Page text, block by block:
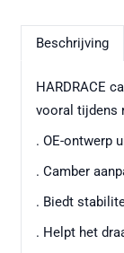
Beschrijving
HARDRACE
vooral tijdens
. OE-ontwerp
. Camber
. Biedt
. Helpt het